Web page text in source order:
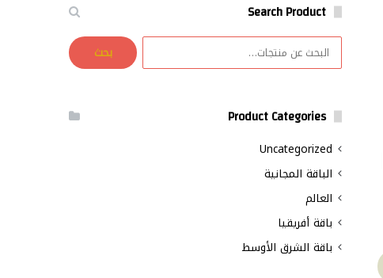
Search Product
البحث
بحث
Product Categories
Uncategorized
الباقة المجانية
العالم
باقة أفريقيا
باقة الشرق الأوسط